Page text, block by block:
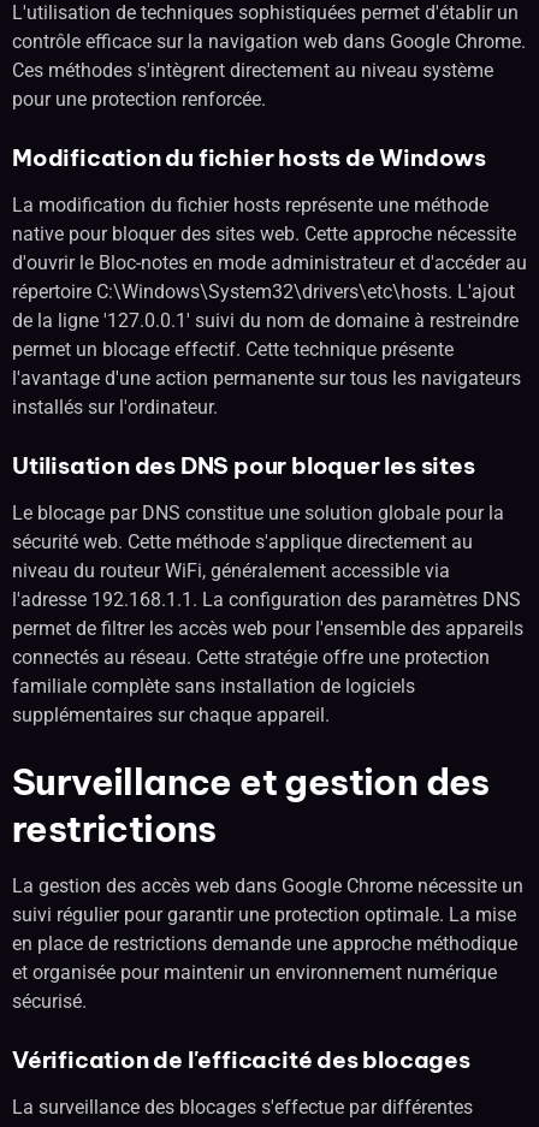
L'utilisation de techniques sophistiquées permet d'établir un
contrôle efficace sur la navigation web dans Google Chrome.
Ces méthodes s'intègrent directement au niveau système
pour une protection renforcée.
Modification du fichier hosts de Windows
La modification du fichier hosts représente une méthode
native pour bloquer des sites web. Cette approche nécessite
d'ouvrir le Bloc-notes en mode administrateur et d'accéder au
répertoire C:\Windows\System32\drivers\etc\hosts. L'ajout
de la ligne '127.0.0.1' suivi du nom de domaine à restreindre
permet un blocage effectif. Cette technique présente
l'avantage d'une action permanente sur tous les navigateurs
installés sur l'ordinateur.
Utilisation des DNS pour bloquer les sites
Le blocage par DNS constitue une solution globale pour la
sécurité web. Cette méthode s'applique directement au
niveau du routeur WiFi, généralement accessible via
l'adresse 192.168.1.1. La configuration des paramètres DNS
permet de filtrer les accès web pour l'ensemble des appareils
connectés au réseau. Cette stratégie offre une protection
familiale complète sans installation de logiciels
supplémentaires sur chaque appareil.
Surveillance et gestion des
restrictions
La gestion des accès web dans Google Chrome nécessite un
suivi régulier pour garantir une protection optimale. La mise
en place de restrictions demande une approche méthodique
et organisée pour maintenir un environnement numérique
sécurisé.
Vérification de l'efficacité des blocages
La surveillance des blocages s'effectue par différentes